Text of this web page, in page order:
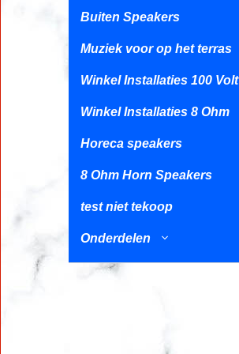
Buiten Speakers
Muziek voor op het terras
Winkel Installaties 100 Volt
Winkel Installaties 8 Ohm
Horeca speakers
8 Ohm Horn Speakers
test niet tekoop
Onderdelen